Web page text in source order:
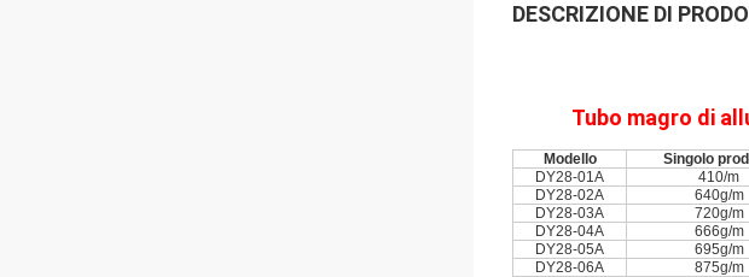
DESCRIZIONE DI
Tubo magro di
Modello Singolo
DY28-01A
410/m
DY28-02A
640g/m
DY28-03A
720g/m
DY28-04A
666g/m
DY28-05A
695g/m
DY28-06A
875g/m